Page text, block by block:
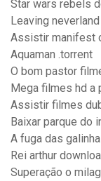
Star wars rebels
Leaving
Assistir manifest
Aquaman .torrent
O bom pastor
Mega filmes hd a
Assistir filmes
Baixar parque do
A fuga das
Rei arthur
Superação o